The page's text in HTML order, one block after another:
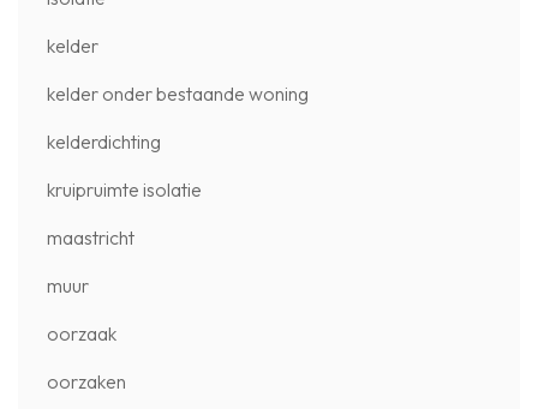
kelder
kelder onder bestaande woning
kelderdichting
kruipruimte isolatie
maastricht
muur
oorzaak
oorzaken